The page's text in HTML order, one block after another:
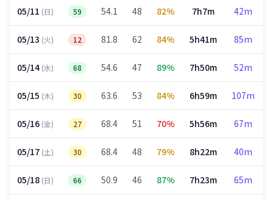
05/11 (日) 59 54.1 48 82% 7h7m 42m
05/13 (火) 12 81.8 62 84% 5h41m 85m
05/14(水) 68 54.6 47 89% 7h50m 52m
05/15 (木) 30 63.6 53 84% 6h59m 107m
05/16(金) 27 68.4 51 70% 5h56m 67m
05/17(土) 30 68.4 48 79% 8h22m 40m
05/18(日) 66 50.9 46 87% 7h23m 65m